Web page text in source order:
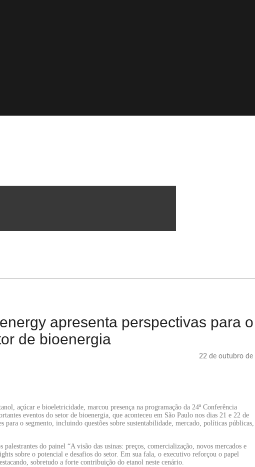
apresenta perspectivas para o
de bioenergia
22 de outubro de
açúcar e bioeletricidade, marcou presença na programação da 24ª Conferência
eventos do setor de bioenergia, que aconteceu em São Paulo nos dias 21 e 22 de
para o segmento, incluindo questões sobre sustentabilidade, mercado, políticas públicas,
do painel “A visão das usinas: preços, comercialização, novos mercados e
sobre o potencial e desafios do setor. Em sua fala, o executivo reforçou o papel
sobretudo a forte contribuição do etanol neste cenário.